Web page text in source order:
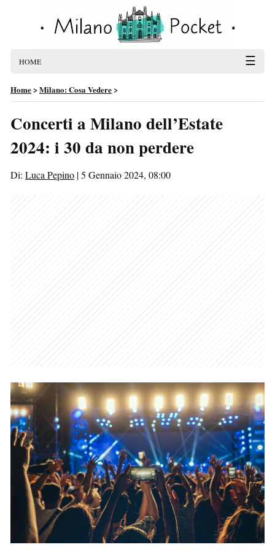
HOME ☰
Home>Milano: Cosa Vedere>
Concerti a Milano dell’Estate
2024: i 30 da non perdere
Di: Luca Pepino |5 Gennaio 2024, 08:00